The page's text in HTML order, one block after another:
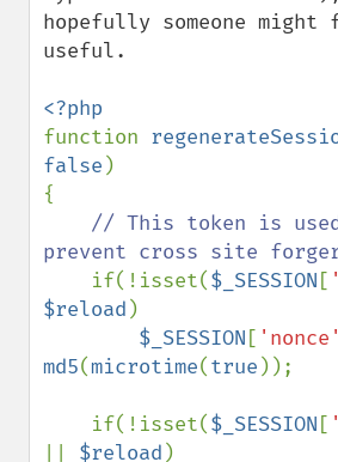
hopefully someone
useful.
function
false )
{
// This token is
prevent cross site
if(!isset($_SESSION [
$reload )
$_SESSION [ 'nonce'
md5(microtime(true ));
    if(!isset(
$_SESSION [
$reload )